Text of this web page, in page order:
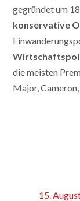
gegründet um
konservative
die meisten
Major,
15.